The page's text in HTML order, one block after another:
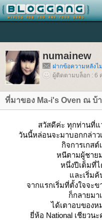
numainew
ฝากข้อความหลังไ
ผู้ติดตามบล็อก : 6
ที่มาของ Ma-i's Oven ณ บ้
สวัสดีค่ะ ทุกท่านที่
วันนี้หล่อนจะมาบอกกล่าว
กิจการเกสต์
หนีตามผู้ชาย
หนึ่งปีเต็มที่
ละเริ่มค้
จากแรกเริ่มที่ตั้งใจจะ
ก็กลายม
ได้เตาอบของห
ห้อ National เชียวน